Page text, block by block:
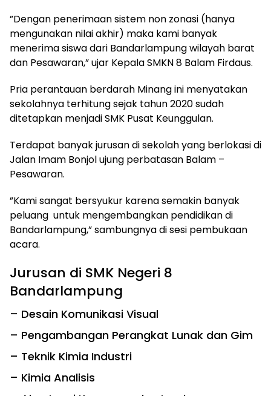
”Dengan penerimaan sistem non zonasi (hanya
mengunakan nilai akhir) maka kami banyak
menerima siswa dari Bandarlampung wilayah barat
dan Pesawaran,” ujar Kepala SMKN 8 Balam Firdaus.
Pria perantauan berdarah Minang ini menyatakan
sekolahnya terhitung sejak tahun 2020 sudah
ditetapkan menjadi SMK Pusat Keunggulan.
Terdapat banyak jurusan di sekolah yang berlokasi di
Jalan Imam Bonjol ujung perbatasan Balam –
Pesawaran.
”Kami sangat bersyukur karena semakin banyak
peluang untuk mengembangkan pendidikan di
Bandarlampung,” sambungnya di sesi pembukaan
acara.
Jurusan di SMK Negeri 8
Bandarlampung
– Desain Komunikasi Visual
– Pengambangan Perangkat Lunak dan Gim
– Teknik Kimia Industri
– Kimia Analisis